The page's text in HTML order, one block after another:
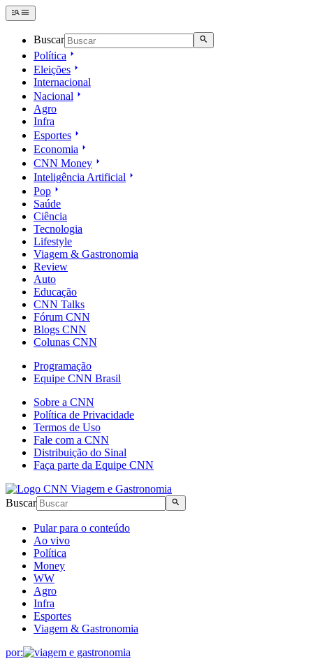
Buscar
Política
Eleições
Internacional
Nacional
Agro
Infra
Esportes
Economia
CNN Money
Inteligência Artificial
Pop
Saúde
Ciência
Tecnologia
Lifestyle
Viagem & Gastronomia
Review
Auto
Educação
CNN Talks
Fórum CNN
Blogs CNN
Colunas CNN
Programação
Equipe CNN Brasil
Sobre a CNN
Política de Privacidade
Termos de Uso
Fale com a CNN
Distribuição do Sinal
Faça parte da Equipe CNN
Buscar
Pular para o conteúdo
Ao vivo
Política
Money
WW
Agro
Infra
Esportes
Viagem & Gastronomia
por: